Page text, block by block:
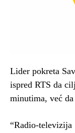
Lider pokreta
ispred RTS da
minutima, već
“Radio-televizija